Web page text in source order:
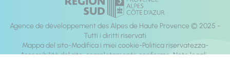
Agence de développement des Alpes de Haute Provence © 2025 -
Tutti i diritti riservati
Mappa del sito Modifica i miei cookie Politica riservatezza
Accessibilità del sito: completamente conforme Note legali